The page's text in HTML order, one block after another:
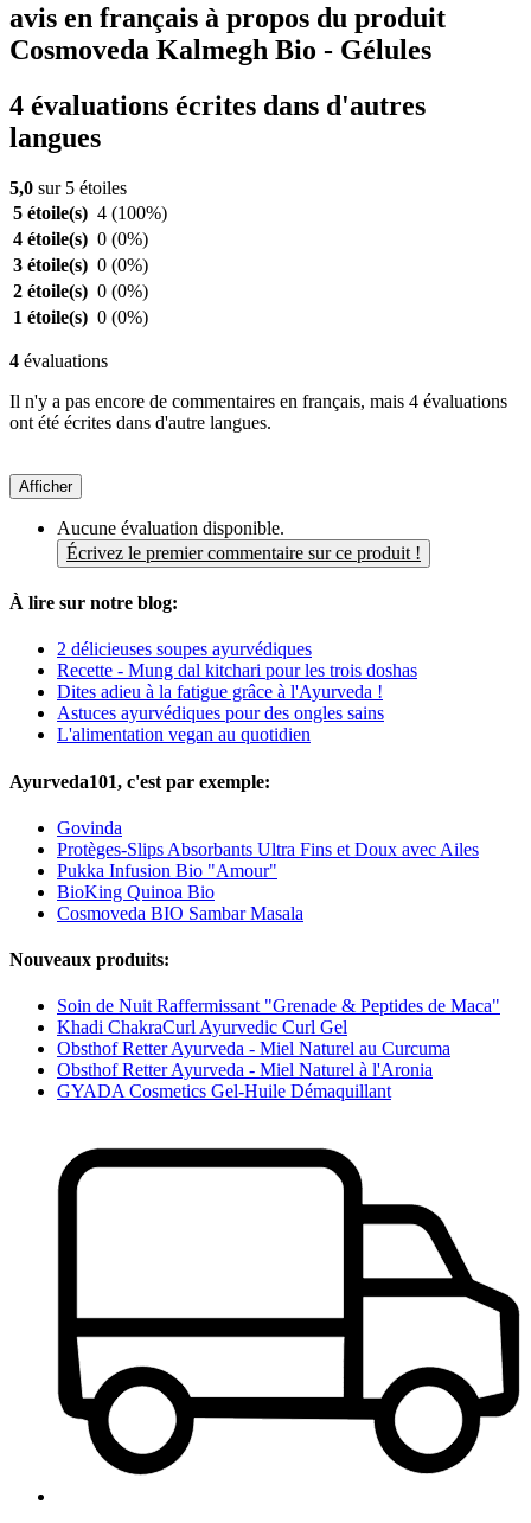
avis en français à propos du produit
Cosmoveda Kalmegh Bio - Gélules
4 évaluations écrites dans d'autres
langues
5,0 sur 5 étoiles
5 étoile(s) 4 (100%)
4 étoile(s) 0 (0%)
3 étoile(s) 0 (0%)
2 étoile(s) 0 (0%)
1 étoile(s) 0 (0%)
4 évaluations
Il n'y a pas encore de commentaires en français, mais 4 évaluations
ont été écrites dans d'autre langues.
Afficher
Aucune évaluation disponible.
Écrivez le premier commentaire sur ce produit !
À lire sur notre blog:
2 délicieuses soupes ayurvédiques
Recette - Mung dal kitchari pour les trois doshas
Dites adieu à la fatigue grâce à l'Ayurveda !
Astuces ayurvédiques pour des ongles sains
L'alimentation vegan au quotidien
Ayurveda101, c'est par exemple:
Govinda
Protèges-Slips Absorbants Ultra Fins et Doux avec Ailes
Pukka Infusion Bio "Amour"
BioKing Quinoa Bio
Cosmoveda BIO Sambar Masala
Nouveaux produits:
Soin de Nuit Raffermissant "Grenade & Peptides de Maca"
Khadi ChakraCurl Ayurvedic Curl Gel
Obsthof Retter Ayurveda - Miel Naturel au Curcuma
Obsthof Retter Ayurveda - Miel Naturel à l'Aronia
GYADA Cosmetics Gel-Huile Démaquillant